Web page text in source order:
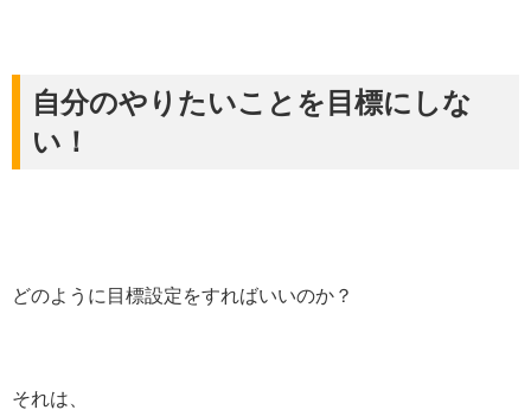
自分のやりたいことを目標にしな
い！
どのように目標設定をすればいいのか？
それは、